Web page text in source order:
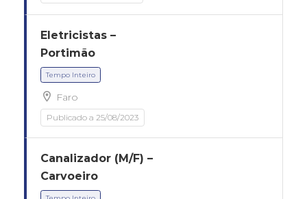
Tempo Inteiro
Eletricistas –
Portimão
Tempo Inteiro
Faro
Publicado a 25/08/2023
Canalizador (M/F) –
Carvoeiro